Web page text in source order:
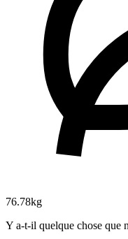
76.78kg
Y a-t-il quelque chose que